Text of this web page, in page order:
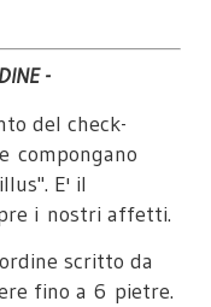
-
del check-
compongano
E' il
i nostri affetti.
scritto da
fino a 6 pietre.